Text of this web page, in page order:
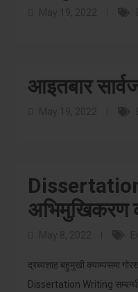
आइतबार
अभिमुखिकरण
द्रब्यशाह बहुमुखी क्याम्पसमा
Dissertation Writing